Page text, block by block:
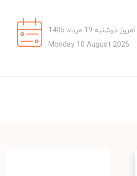
امروز دوشنبه 19 مرداد 1405
Monday 10 August 2026